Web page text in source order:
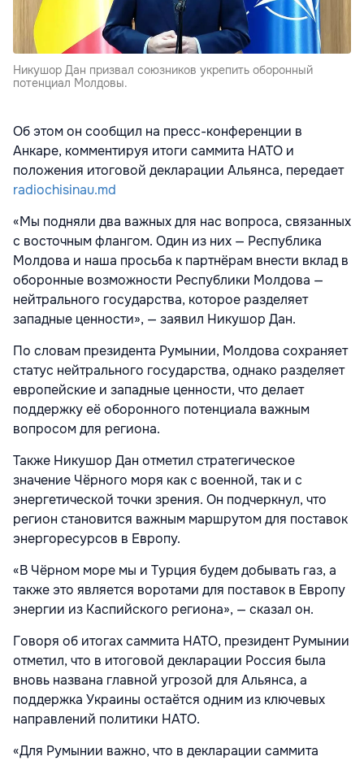
Никушор Дан призвал союзников укрепить оборонный
потенциал Молдовы.
Об этом он сообщил на пресс-конференции в
Анкаре, комментируя итоги саммита НАТО и
положения итоговой декларации Альянса, передает
radiochisinau.md
«Мы подняли два важных для нас вопроса, связанных
с восточным флангом. Один из них — Республика
Молдова и наша просьба к партнёрам внести вклад в
оборонные возможности Республики Молдова —
нейтрального государства, которое разделяет
западные ценности», — заявил Никушор Дан.
По словам президента Румынии, Молдова сохраняет
статус нейтрального государства, однако разделяет
европейские и западные ценности, что делает
поддержку её оборонного потенциала важным
вопросом для региона.
Также Никушор Дан отметил стратегическое
значение Чёрного моря как с военной, так и с
энергетической точки зрения. Он подчеркнул, что
регион становится важным маршрутом для поставок
энергоресурсов в Европу.
«В Чёрном море мы и Турция будем добывать газ, а
также это является воротами для поставок в Европу
энергии из Каспийского региона», — сказал он.
Говоря об итогах саммита НАТО, президент Румынии
отметил, что в итоговой декларации Россия была
вновь названа главной угрозой для Альянса, а
поддержка Украины остаётся одним из ключевых
направлений политики НАТО.
«Для Румынии важно, что в декларации саммита